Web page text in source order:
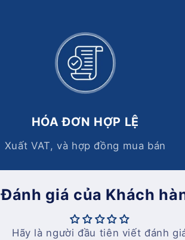
HÓA ĐƠN HỢP LỆ
Xuất VAT, và hợp đồng mua bán
Đánh giá của Khách
Hãy là người đầu tiên viết đánh